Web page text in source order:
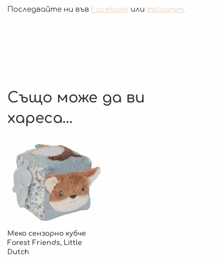
Последвайте ни във Facebook или Instagram
Също може да ви
хареса…
Меко сензорно кубче
Forest Friends, Little
Dutch